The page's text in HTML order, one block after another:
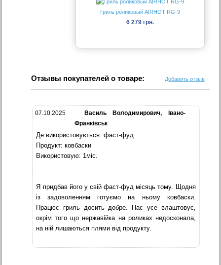
Гриль роликовый AIRHOT RG-9
6 279 грн.
Отзывы покупателей о товаре: Добавить отзыв
07.10.2025
Василь Володимирович, Івано-
Франківськ
Де використовується: фаст-фуд
Продукт: ковбаски
Використовую: 1міс.
Я придбав його у свій фаст-фуд місяць тому. Щодня
із задоволенням готуємо на ньому ковбаски.
Працює гриль досить добре. Нас усе влаштовує,
окрім того що нержавійка на роликах недосконала,
на ній лишаються плями від продукту.